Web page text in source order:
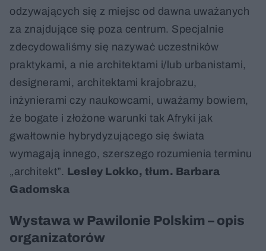
odzywających się z miejsc od dawna uważanych
za znajdujące się poza centrum. Specjalnie
zdecydowaliśmy się nazywać uczestników
praktykami, a nie architektami i/lub urbanistami,
designerami, architektami krajobrazu,
inżynierami czy naukowcami, uważamy bowiem,
że bogate i złożone warunki tak Afryki jak
gwałtownie hybrydyzującego się świata
wymagają innego, szerszego rozumienia terminu
„architekt”. Lesley Lokko, tłum. Barbara
Gadomska
Wystawa w Pawilonie Polskim – opis
organizatorów